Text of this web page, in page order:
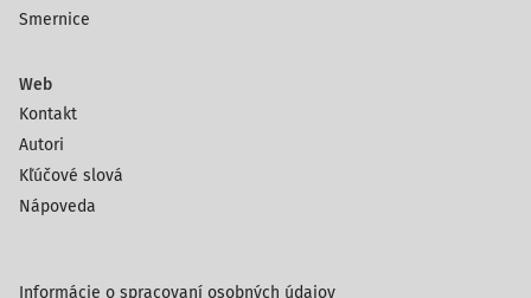
Smernice
Web
Kontakt
Autori
Kľúčové slová
Nápoveda
Informácie o spracovaní osobných údajov